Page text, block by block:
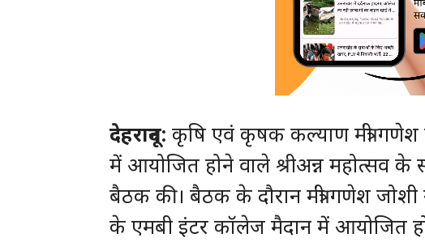
देहरादून: कृषि एवं कृषक कल्याण मंत्री गणेश
में आयोजित होने वाले श्रीअन्न महोत्सव
बैठक की। बैठक के दौरान मंत्री गणेश
के एमबी इंटर कॉलेज मैदान में आयोजित